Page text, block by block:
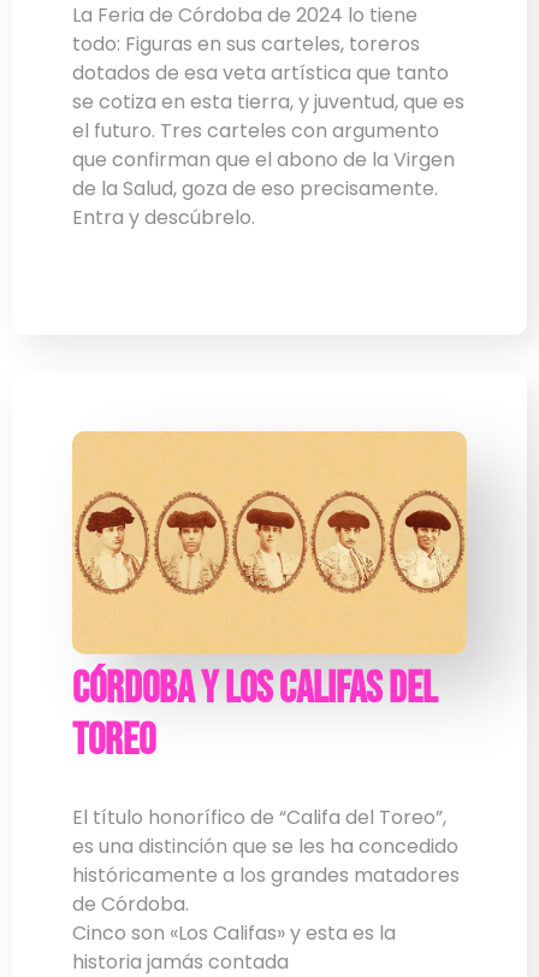
La Feria de Córdoba de 2024 lo tiene
todo: Figuras en sus carteles, toreros
dotados de esa veta artística que tanto
se cotiza en esta tierra, y juventud, que es
el futuro. Tres carteles con argumento
que confirman que el abono de la Virgen
de la Salud, goza de eso precisamente.
Entra y descúbrelo.
Córdoba y los Califas del
Toreo
El título honorífico de “Califa del Toreo”,
es una distinción que se les ha concedido
históricamente a los grandes matadores
de Córdoba.
Cinco son «Los Califas» y esta es la
historia jamás contada